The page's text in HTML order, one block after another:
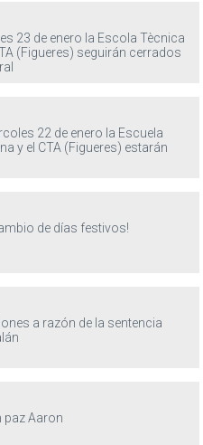
23 de enero la Escola Tècnica
(Figueres) seguirán cerrados
22 de enero la Escuela
y el CTA (Figueres) estarán
de días festivos!
a razón de la sentencia
paz Aaron